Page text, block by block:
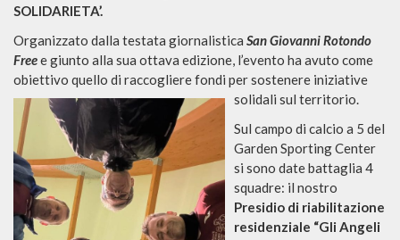
SOLIDARIETA’.
Organizzato dalla testata giornalistica San Giovanni Rotondo
Freee giunto alla sua ottava edizione, l’evento ha avuto come
obiettivo quello di raccogliere fondi per sostenere iniziative
solidali sul territorio.
Sul campo di calcio a 5 del
Garden Sporting Center
si sono date battaglia 4
squadre: il nostro
Presidio di riabilitazione
residenziale “Gli Angeli